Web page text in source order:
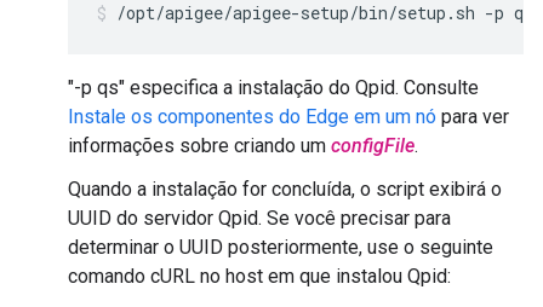
/opt/apigee/apigee-setup/bin/setup.sh -p
"-p qs" especifica a instalação do Qpid. Consulte
Instale os componentes do Edge em um nó para ver
informações sobre criando um configFile.
Quando a instalação for concluída, o script exibirá o
UUID do servidor Qpid. Se você precisar para
determinar o UUID posteriormente, use o seguinte
comando cURL no host em que instalou Qpid: